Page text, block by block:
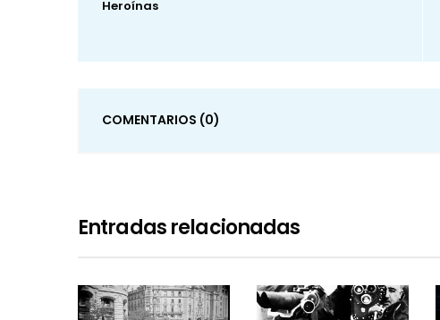
Heroínas
COMENTARIOS (0)
Entradas relacionadas